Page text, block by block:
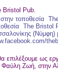
Bristol Pub.
τοποθεσία
The Bristol
(Νύμφη)
επιλέξουμε ως
Φαύλη Ζωή, στην